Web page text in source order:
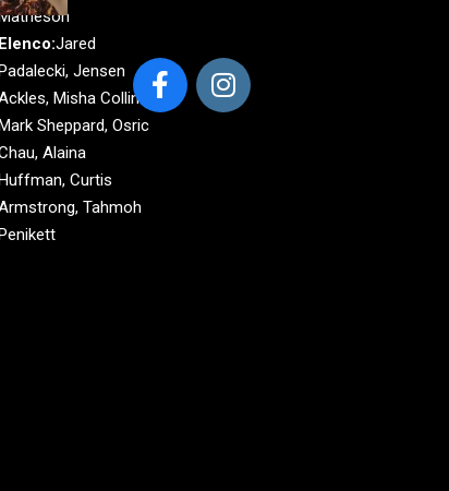
Elenco:Jared
Jensen
Misha Collins,
Sheppard, Osric
Alaina
Curtis
Tahmoh